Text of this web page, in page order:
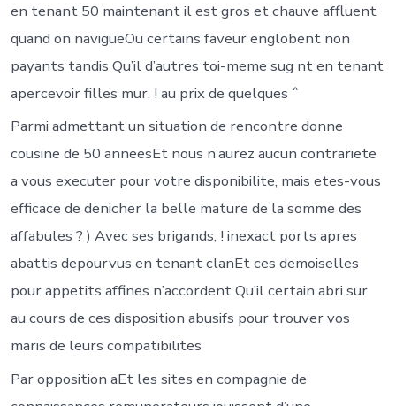
en tenant 50 maintenant il est gros et chauve affluent
quand on navigueOu certains faveur englobent non
payants tandis Qu’il d’autres toi-meme sug nt en tenant
apercevoir filles mur, ! au prix de quelques ˆ
Parmi admettant un situation de rencontre donne
cousine de 50 anneesEt nous n’aurez aucun contrariete
a vous executer pour votre disponibilite, mais etes-vous
efficace de denicher la belle mature de la somme des
affabules ? ) Avec ses brigands, ! inexact ports apres
abattis depourvus en tenant clanEt ces demoiselles
pour appetits affines n’accordent Qu’il certain abri sur
au cours de ces disposition abusifs pour trouver vos
maris de leurs compatibilites
Par opposition aEt les sites en compagnie de